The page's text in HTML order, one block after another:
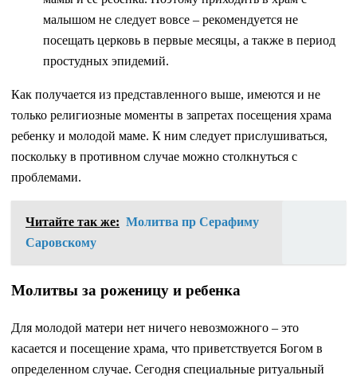
малышом не следует вовсе – рекомендуется не
посещать церковь в первые месяцы, а также в период
простудных эпидемий.
Как получается из представленного выше, имеются и не
только религиозные моменты в запретах посещения храма
ребенку и молодой маме. К ним следует прислушиваться,
поскольку в противном случае можно столкнуться с
проблемами.
Читайте так же: Молитва пр Серафиму
Саровскому
Молитвы за роженицу и ребенка
Для молодой матери нет ничего невозможного – это
касается и посещение храма, что приветствуется Богом в
определенном случае. Сегодня специальные ритуальный